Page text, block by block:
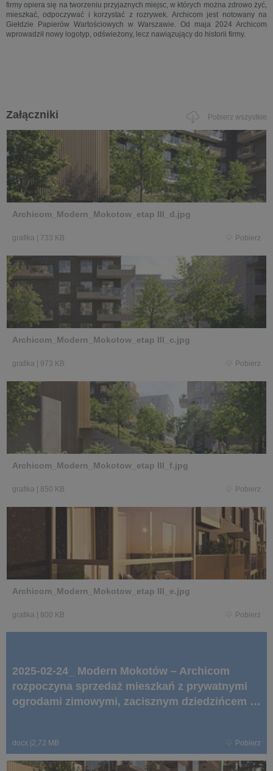
firmy opiera się na tworzeniu przyjaznych miejsc, w których można zdrowo żyć,
mieszkać, odpoczywać i korzystać z rozrywek. Archicom jest notowany na
Giełdzie Papierów Wartościowych w Warszawie. Od maja 2024 Archicom
wprowadził nowy logotyp, odświeżony, lecz nawiązujący do historii firmy.
Załączniki Pobierz wszystkie
Archicom_Modern_Mokotow_etap III_d.jpg
grafika | 733 KB Pobierz
Archicom_Modern_Mokotow_etap III_c.jpg
grafika | 973 KB Pobierz
Archicom_Modern_Mokotow_etap III_f.jpg
grafika | 850 KB Pobierz
Archicom_Modern_Mokotow_etap III_e.jpg
grafika | 800 KB Pobierz
2025-02-24_ Modern Mokotów – Archicom
rozpoczyna sprzedaż mieszkań z prywatnymi
ogrodami zimowymi, zacisznym dziedzińcem i
docx |2,72 MB Pobierz